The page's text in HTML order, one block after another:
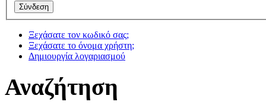
Ξεχάσατε τον κωδικό σας;
Ξεχάσατε το όνομα χρήστη;
Δημιουργία λογαριασμού
Αναζήτηση